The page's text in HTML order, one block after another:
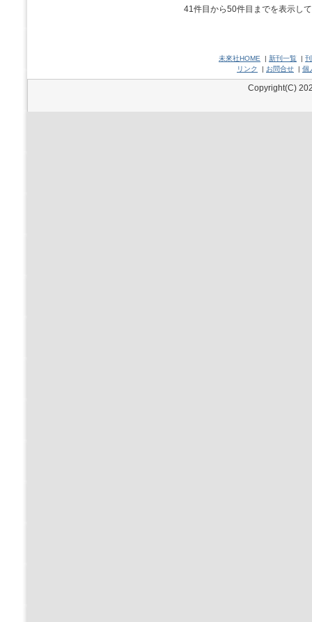
41件目から50件目までを表示し
未來社HOME | 新刊一覧 |
リンク
| お問合せ | 個
Copyright(C)